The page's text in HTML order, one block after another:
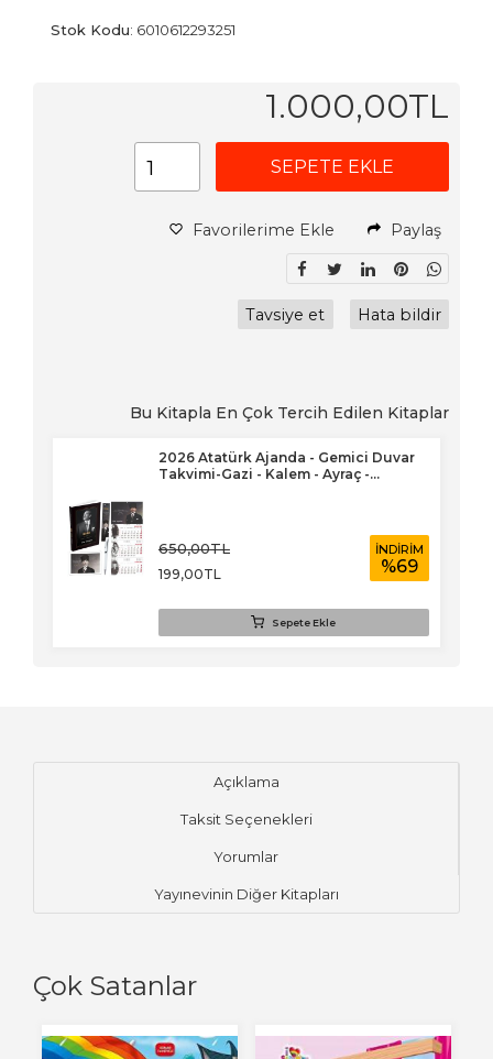
Stok Kodu: 6010612293251
1.000,00TL
SEPETE EKLE
Favorilerime Ekle Paylaş
Tavsiye et Hata bildir
Bu Kitapla En Çok Tercih Edilen Kitaplar
2026 Atatürk Ajanda - Gemici Duvar
Takvimi-Gazi - Kalem - Ayraç -...
650,00TL
199,00TL
İNDİRİM
%69
Sepete Ekle
Açıklama
Taksit Seçenekleri
Yorumlar
Yayınevinin Diğer Kitapları
Çok Satanlar